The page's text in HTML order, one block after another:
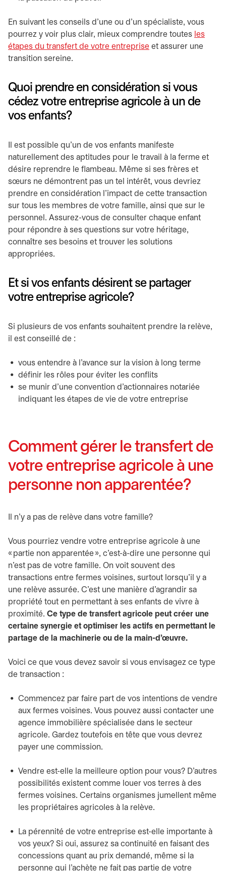
En suivant les conseils d’une ou d’un spécialiste, vous
pourrez y voir plus clair, mieux comprendre toutes les
étapes du transfert de votre entreprise et assurer une
transition sereine.
Quoi prendre en considération si vous
cédez votre entreprise agricole à un de
vos enfants?
Il est possible qu’un de vos enfants manifeste
naturellement des aptitudes pour le travail à la ferme et
désire reprendre le flambeau. Même si ses frères et
sœurs ne démontrent pas un tel intérêt, vous devriez
prendre en considération l’impact de cette transaction
sur tous les membres de votre famille, ainsi que sur le
personnel. Assurez-vous de consulter chaque enfant
pour répondre à ses questions sur votre héritage,
connaître ses besoins et trouver les solutions
appropriées.
Et si vos enfants désirent se partager
votre entreprise agricole?
Si plusieurs de vos enfants souhaitent prendre la relève,
il est conseillé de :
vous entendre à l’avance sur la vision à long terme
définir les rôles pour éviter les conflits
se munir d’une convention d’actionnaires notariée
indiquant les étapes de vie de votre entreprise
Comment gérer le transfert de
votre entreprise agricole à une
personne non apparentée?
Il n’y a pas de relève dans votre famille?
Vous pourriez vendre votre entreprise agricole à une
« partie non apparentée », c’est-à-dire une personne qui
n’est pas de votre famille. On voit souvent des
transactions entre fermes voisines, surtout lorsqu’il y a
une relève assurée. C’est une manière d’agrandir sa
propriété tout en permettant à ses enfants de vivre à
proximité. Ce type de transfert agricole peut créer une
certaine synergie et optimiser les actifs en permettant le
partage de la machinerie ou de la main-d’œuvre.
Voici ce que vous devez savoir si vous envisagez ce type
de transaction :
Commencez par faire part de vos intentions de vendre
aux fermes voisines. Vous pouvez aussi contacter une
agence immobilière spécialisée dans le secteur
agricole. Gardez toutefois en tête que vous devrez
payer une commission.
Vendre est-elle la meilleure option pour vous? D’autres
possibilités existent comme louer vos terres à des
fermes voisines. Certains organismes jumellent même
les propriétaires agricoles à la relève.
La pérennité de votre entreprise est-elle importante à
vos yeux? Si oui, assurez sa continuité en faisant des
concessions quant au prix demandé, même si la
personne qui l’achète ne fait pas partie de votre